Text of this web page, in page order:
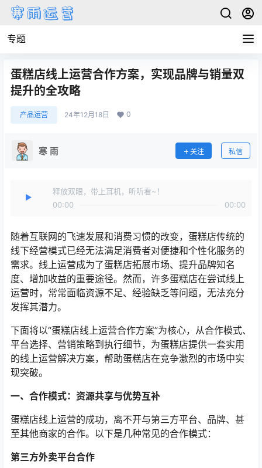
专题
蛋糕店线上运营合作方案，实现品牌与销量双
提升的全攻略
产品运营 24年12月18日 0
寒 雨 关注 私信
释放双眼，带上耳机，听听看~！
00:00
00:00
随着互联网的飞速发展和消费习惯的改变，蛋糕店传统的
线下经营模式已经无法满足消费者对便捷和个性化服务的
需求。线上运营成为了蛋糕店拓展市场、提升品牌知名
度、增加收益的重要途径。然而，许多蛋糕店在尝试线上
运营时，常常面临资源不足、经验缺乏等问题，无法充分
发挥其潜力。
下面将以“蛋糕店线上运营合作方案”为核心，从合作模式、
平台选择、营销策略到执行细节，为蛋糕店提供一套实用
的线上运营解决方案，帮助蛋糕店在竞争激烈的市场中实
现突破。
一、合作模式：资源共享与优势互补
蛋糕店线上运营的成功，离不开与第三方平台、品牌、甚
至其他商家的合作。以下是几种常见的合作模式：
第三方外卖平台合作